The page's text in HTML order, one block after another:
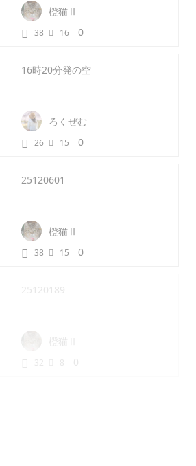
橙猫Ⅱ
38 16 0
16時20分発の空
ろくぜむ
26 15 0
25120601
橙猫Ⅱ
38 15 0
25120189
橙猫Ⅱ
32 0